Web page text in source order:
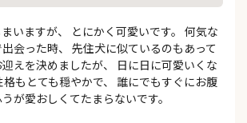
いますが、 とにかく可愛いです。 何気な
会った時、 先住犬に似ているのもあって
えを決めましたが、 日に日に可愛いくな
格もとても穏やかで、 誰にでもすぐにお腹
が愛おしくてたまらないです。